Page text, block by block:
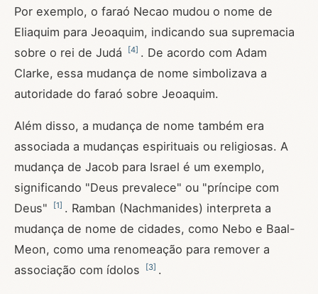
Por exemplo, o faraó Necao mudou o nome de
Eliaquim para Jeoaquim, indicando sua supremacia
sobre o rei de Judá
[4] . De acordo com Adam
Clarke, essa mudança de nome simbolizava a
autoridade do faraó sobre Jeoaquim.
Além disso, a mudança de nome também era
associada a mudanças espirituais ou religiosas. A
mudança de Jacob para Israel é um exemplo,
significando "Deus prevalece" ou "príncipe com
Deus"
[1] . Ramban (Nachmanides) interpreta a
mudança de nome de cidades, como Nebo e Baal-
Meon, como uma renomeação para remover a
associação com ídolos
[3] .